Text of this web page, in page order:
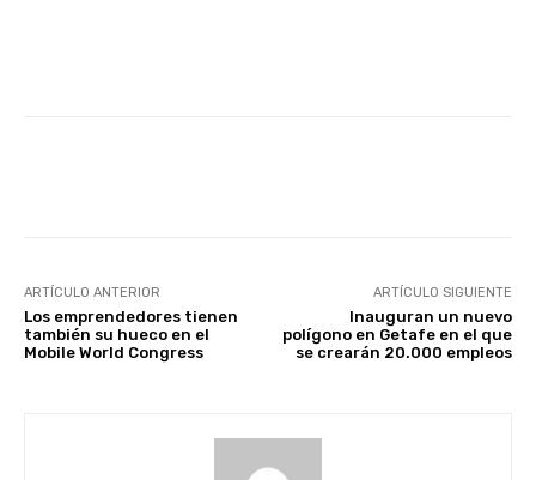
ARTÍCULO ANTERIOR
Los emprendedores tienen
también su hueco en el
Mobile World Congress
ARTÍCULO SIGUIENTE
Inauguran un nuevo
polígono en Getafe en el que
se crearán 20.000 empleos